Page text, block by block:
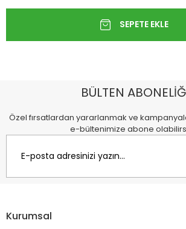
BÜLTEN
Özel fırsatlardan yararlanmak ve
e-bültenimize abone
Kurumsal